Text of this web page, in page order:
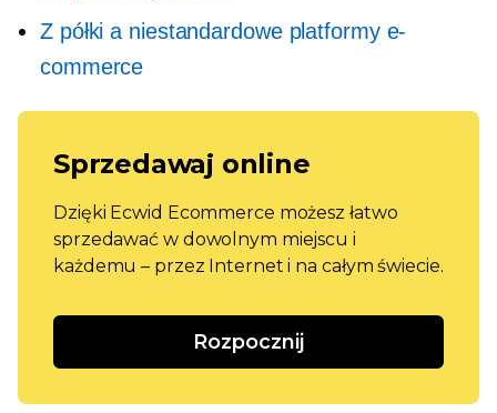
Z półki a niestandardowe platformy e-
commerce
Sprzedawaj online
Dzięki Ecwid Ecommerce możesz łatwo
sprzedawać w dowolnym miejscu i
każdemu – przez Internet i na całym świecie.
Rozpocznij